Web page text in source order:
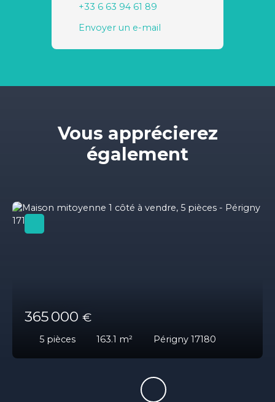
+33 6 63 94 61 89
Envoyer un e-mail
Vous apprécierez
également
365 000 €
5 pièces 163.1 m² Périgny 17180